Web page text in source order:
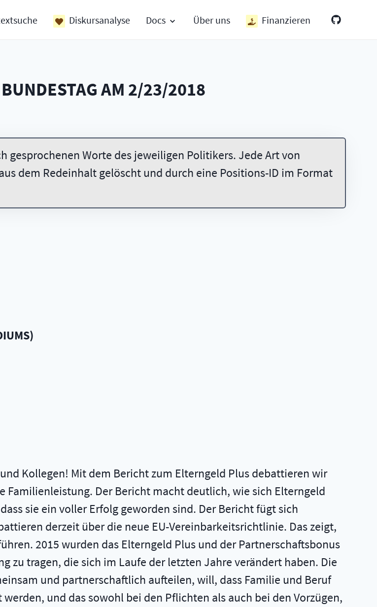
Diskursanalyse Docs Über uns Finanzieren
AM 2/23/2018
gesprochenen Worte des jeweiligen Politikers. Jede Art von
dem Redeinhalt gelöscht und durch eine Positions-ID im Format
)
Kollegen! Mit dem Bericht zum Elterngeld Plus debattieren wir
Familienleistung. Der Bericht macht deutlich, wie sich Elterngeld
sie ein voller Erfolg geworden sind. Der Bericht fügt sich
derzeit über die neue EU-Vereinbarkeitsrichtlinie. Das zeigt,
2015 wurden das Elterngeld Plus und der Partnerschaftsbonus
zu tragen, die sich im Laufe der letzten Jahre verändert haben. Die
und partnerschaftlich aufteilen, will, dass Familie und Beruf
und das sowohl bei den Pflichten als auch bei den Vorzügen,